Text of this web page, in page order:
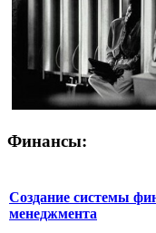
Финансы:
Создание системы
менеджмента